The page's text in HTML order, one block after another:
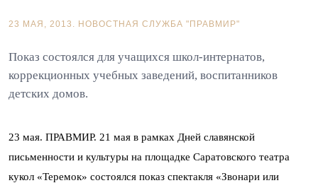
23 МАЯ, 2013. НОВОСТНАЯ СЛУЖБА "ПРАВМИР"
Показ состоялся для учащихся школ-интернатов,
коррекционных учебных заведений, воспитанников
детских домов.
23 мая. ПРАВМИР. 21 мая в рамках Дней славянской
письменности и культуры на площадке Саратовского театра
кукол «Теремок» состоялся показ спектакля «Звонари или